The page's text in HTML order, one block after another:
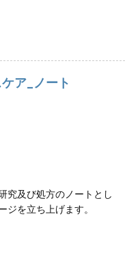
ア_ノート
及び処方のノートとし
を立ち上げます。